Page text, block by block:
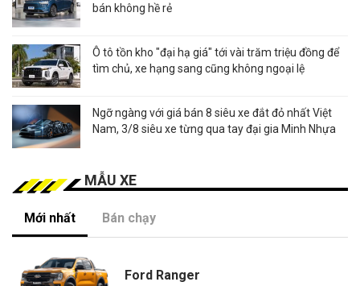
bán không hề rẻ
Ô tô tồn kho "đại hạ giá" tới vài trăm triệu đồng để
tìm chủ, xe hạng sang cũng không ngoại lệ
Ngỡ ngàng với giá bán 8 siêu xe đắt đỏ nhất Việt
Nam, 3/8 siêu xe từng qua tay đại gia Minh Nhựa
MẪU XE
Mới nhất Bán chạy
Ford Ranger